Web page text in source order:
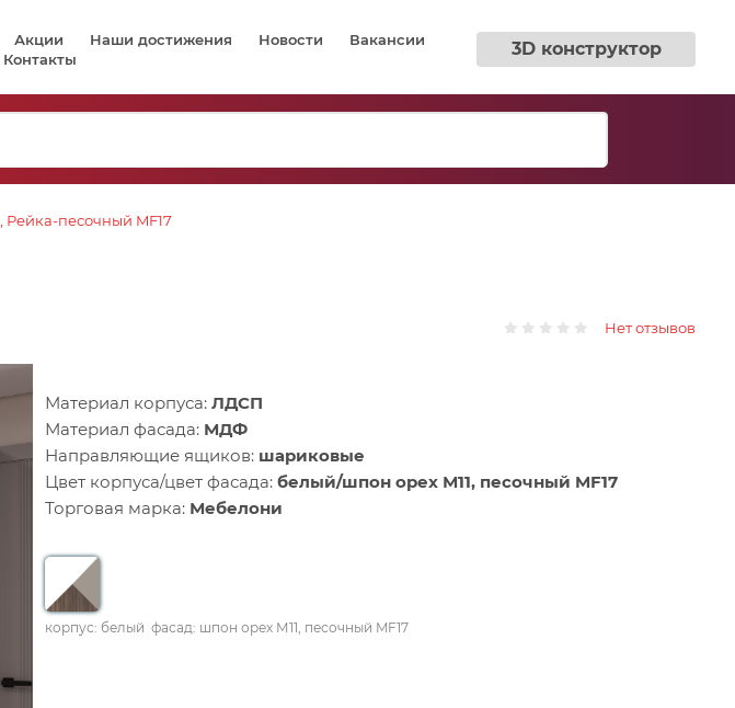
Акции Наши достижения Новости
Вакансии
Контакты
3D конструктор
песочный MF17
Нет отзывов
Материал корпуса: ЛДСП
Материал фасада: МДФ
Направляющие ящиков: шариковые
Цвет корпуса/цвет фасада: белый/шпон орех М11, песочный MF17
Торговая марка: Мебелони
корпус: белый фасад: шпон орех М11, песочный MF17